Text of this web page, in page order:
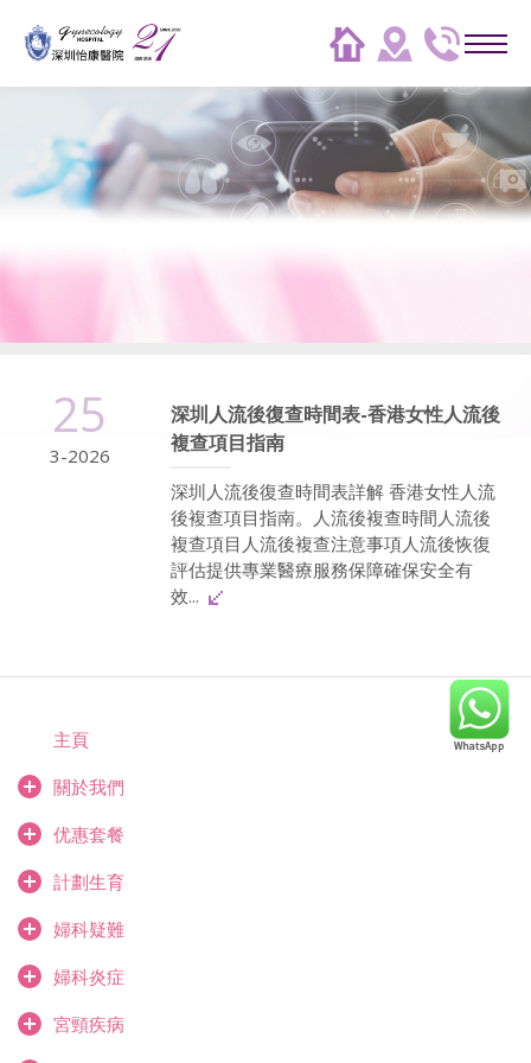
25
3-2026
深圳人流後復查時間表-香港女性人流後
複查項目指南
深圳人流後復查時間表詳解 香港女性人流
後複查項目指南。人流後複查時間人流後
複查項目人流後複查注意事項人流後恢復
評估提供專業醫療服務保障確保安全有
效...
主頁
關於我們
优惠套餐
計劃生育
婦科疑難
婦科炎症
宮頸疾病